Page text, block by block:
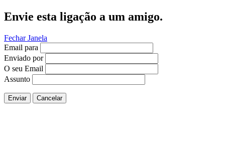
Envie esta ligação a um amigo.
Fechar Janela
Email para
Enviado por
O seu Email
Assunto
Enviar Cancelar